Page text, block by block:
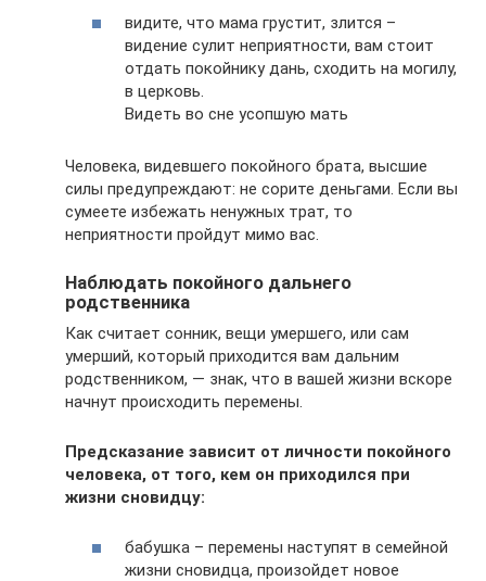
видите, что мама грустит, злится –
видение сулит неприятности, вам стоит
отдать покойнику дань, сходить на могилу,
в церковь.
Видеть во сне усопшую мать
Человека, видевшего покойного брата, высшие
силы предупреждают: не сорите деньгами. Если вы
сумеете избежать ненужных трат, то
неприятности пройдут мимо вас.
Наблюдать покойного дальнего
родственника
Как считает сонник, вещи умершего, или сам
умерший, который приходится вам дальним
родственником, — знак, что в вашей жизни вскоре
начнут происходить перемены.
Предсказание зависит от личности покойного
человека, от того, кем он приходился при
жизни сновидцу:
бабушка – перемены наступят в семейной
жизни сновидца, произойдет новое